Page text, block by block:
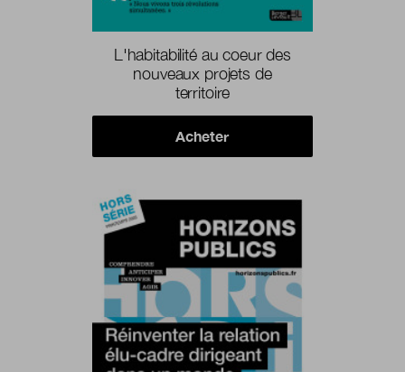
L'habitabilité au coeur des
nouveaux projets de
territoire
Acheter